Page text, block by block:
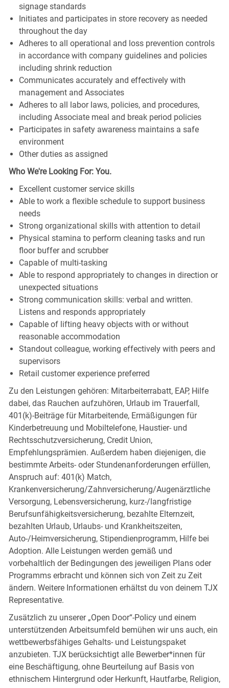
signage standards
Initiates and participates in store recovery as needed
throughout the day
Adheres to all operational and loss prevention controls
in accordance with company guidelines and policies
including shrink reduction
Communicates accurately and effectively with
management and Associates
Adheres to all labor laws, policies, and procedures,
including Associate meal and break period policies
Participates in safety awareness maintains a safe
environment
Other duties as assigned
Who We're Looking For: You.
Excellent customer service skills
Able to work a flexible schedule to support business
needs
Strong organizational skills with attention to detail
Physical stamina to perform cleaning tasks and run
floor buffer and scrubber
Capable of multi-tasking
Able to respond appropriately to changes in direction or
unexpected situations
Strong communication skills: verbal and written.
Listens and responds appropriately
Capable of lifting heavy objects with or without
reasonable accommodation
Standout colleague, working effectively with peers and
supervisors
Retail customer experience preferred
Zu den Leistungen gehören: Mitarbeiterrabatt, EAP, Hilfe
dabei, das Rauchen aufzuhören, Urlaub im Trauerfall,
401(k)-Beiträge für Mitarbeitende, Ermäßigungen für
Kinderbetreuung und Mobiltelefone, Haustier- und
Rechtsschutzversicherung, Credit Union,
Empfehlungsprämien. Außerdem haben diejenigen, die
bestimmte Arbeits- oder Stundenanforderungen erfüllen,
Anspruch auf: 401(k) Match,
Krankenversicherung/Zahnversicherung/Augenärztliche
Versorgung, Lebensversicherung, kurz-/langfristige
Berufsunfähigkeitsversicherung, bezahlte Elternzeit,
bezahlten Urlaub, Urlaubs- und Krankheitszeiten,
Auto-/Heimversicherung, Stipendienprogramm, Hilfe bei
Adoption. Alle Leistungen werden gemäß und
vorbehaltlich der Bedingungen des jeweiligen Plans oder
Programms erbracht und können sich von Zeit zu Zeit
ändern. Weitere Informationen erhältst du von deinem TJX
Representative.
Zusätzlich zu unserer „Open Door“-Policy und einem
unterstützenden Arbeitsumfeld bemühen wir uns auch, ein
wettbewerbsfähiges Gehalts- und Leistungspaket
anzubieten. TJX berücksichtigt alle Bewerber*innen für
eine Beschäftigung, ohne Beurteilung auf Basis von
ethnischem Hintergrund oder Herkunft, Hautfarbe, Religion,